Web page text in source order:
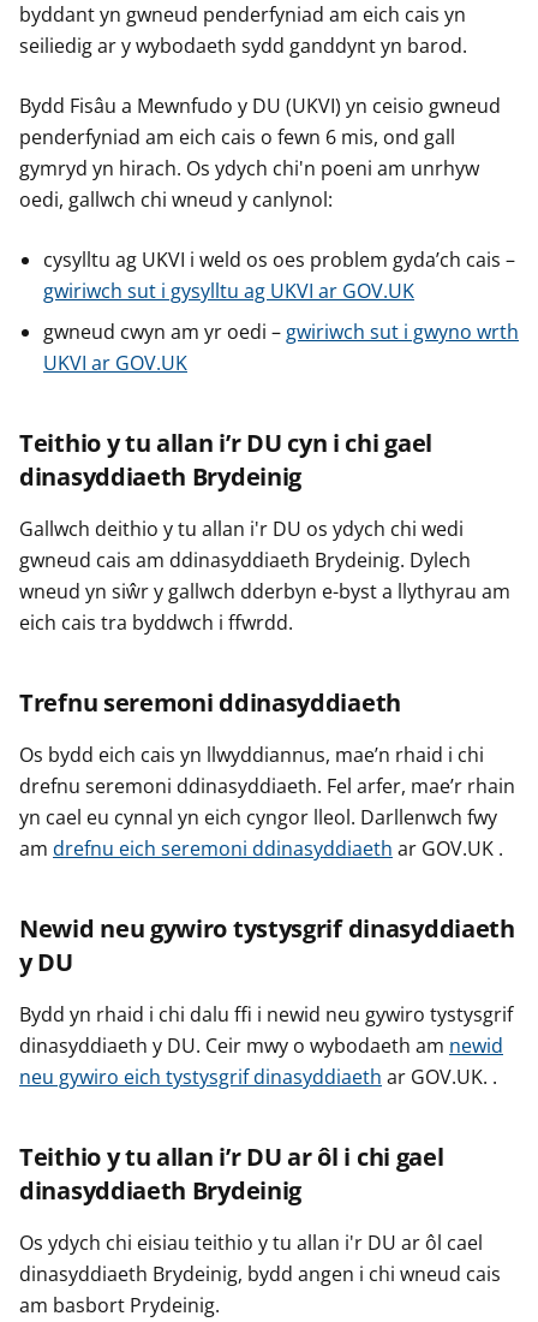
byddant yn gwneud penderfyniad am eich cais yn
seiliedig ar y wybodaeth sydd ganddynt yn barod.
Bydd Fisâu a Mewnfudo y DU (UKVI) yn ceisio gwneud
penderfyniad am eich cais o fewn 6 mis, ond gall
gymryd yn hirach. Os ydych chi'n poeni am unrhyw
oedi, gallwch chi wneud y canlynol:
cysylltu ag UKVI i weld os oes problem gyda’ch cais –
gwiriwch sut i gysylltu ag UKVI ar GOV.UK
gwneud cwyn am yr oedi – gwiriwch sut i gwyno wrth
UKVI ar GOV.UK
Teithio y tu allan i’r DU cyn i chi gael
dinasyddiaeth Brydeinig
Gallwch deithio y tu allan i'r DU os ydych chi wedi
gwneud cais am ddinasyddiaeth Brydeinig. Dylech
wneud yn siŵr y gallwch dderbyn e-byst a llythyrau am
eich cais tra byddwch i ffwrdd.
Trefnu seremoni ddinasyddiaeth
Os bydd eich cais yn llwyddiannus, mae’n rhaid i chi
drefnu seremoni ddinasyddiaeth. Fel arfer, mae’r rhain
yn cael eu cynnal yn eich cyngor lleol. Darllenwch fwy
am drefnu eich seremoni ddinasyddiaeth ar GOV.UK .
Newid neu gywiro tystysgrif dinasyddiaeth
y DU
Bydd yn rhaid i chi dalu ffi i newid neu gywiro tystysgrif
dinasyddiaeth y DU. Ceir mwy o wybodaeth am newid
neu gywiro eich tystysgrif dinasyddiaeth ar GOV.UK. .
Teithio y tu allan i’r DU ar ôl i chi gael
dinasyddiaeth Brydeinig
Os ydych chi eisiau teithio y tu allan i'r DU ar ôl cael
dinasyddiaeth Brydeinig, bydd angen i chi wneud cais
am basbort Prydeinig.